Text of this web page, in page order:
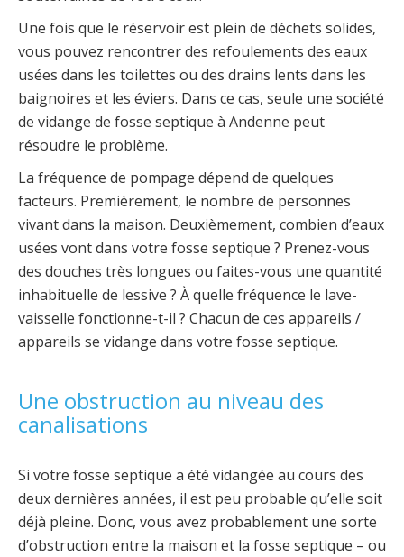
Une fois que le réservoir est plein de déchets solides,
vous pouvez rencontrer des refoulements des eaux
usées dans les toilettes ou des drains lents dans les
baignoires et les éviers. Dans ce cas, seule une société
de vidange de fosse septique à Andenne peut
résoudre le problème.
La fréquence de pompage dépend de quelques
facteurs. Premièrement, le nombre de personnes
vivant dans la maison. Deuxièmement, combien d’eaux
usées vont dans votre fosse septique ? Prenez-vous
des douches très longues ou faites-vous une quantité
inhabituelle de lessive ? À quelle fréquence le lave-
vaisselle fonctionne-t-il ? Chacun de ces appareils /
appareils se vidange dans votre fosse septique.
Une obstruction au niveau des
canalisations
Si votre fosse septique a été vidangée au cours des
deux dernières années, il est peu probable qu’elle soit
déjà pleine. Donc, vous avez probablement une sorte
d’obstruction entre la maison et la fosse septique – ou